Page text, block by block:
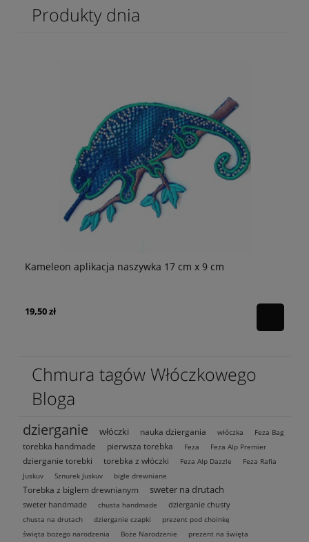
Produkty dnia
Kameleon aplikacja naszywka 17 cm x 9 cm
19,50 zł
Chmura tagów Włóczkowego
Bloga
dzierganie włóczki nauka dziergania włóczka Feza Bag
torebka handmade pierwsza torebka Feza Feza Alp Premier
dzierganie torebki torebka z włóczki Feza Alp Dazzle
Feza Rafia
Juskuv
Sznurek Juskuv bigle drewniane
Torebka z biglem drewnianym sweter na drutach
sweter handmade chusta handmade dzierganie chusty
chusta na drutach dzierganie czapki
prezent pod choinkę
święta bożego narodzenia
Boże Narodzenie
prezent na święta